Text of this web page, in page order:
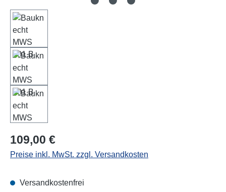
Regulärer Preis:
109,00 €
Preise inkl. MwSt. zzgl. Versandkosten
Versandkostenfrei